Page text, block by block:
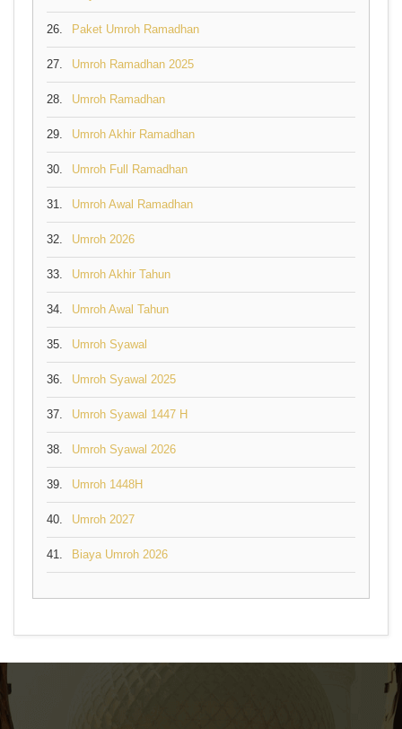
26. Paket Umroh Ramadhan
27. Umroh Ramadhan 2025
28. Umroh Ramadhan
29. Umroh Akhir Ramadhan
30. Umroh Full Ramadhan
31. Umroh Awal Ramadhan
32. Umroh 2026
33. Umroh Akhir Tahun
34. Umroh Awal Tahun
35. Umroh Syawal
36. Umroh Syawal 2025
37. Umroh Syawal 1447 H
38. Umroh Syawal 2026
39. Umroh 1448H
40. Umroh 2027
41. Biaya Umroh 2026